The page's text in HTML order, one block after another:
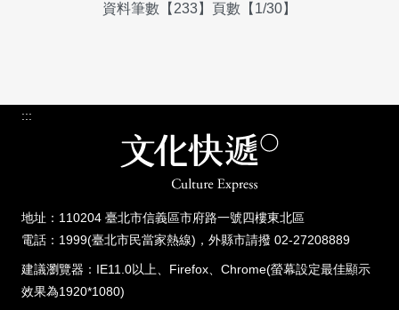
資料筆數【233】頁數【1/30】
:::
地址：110204 臺北市信義區市府路一號四樓東北區
電話：1999(臺北市民當家熱線)，外縣市請撥 02-27208889
建議瀏覽器：IE11.0以上、Firefox、Chrome(螢幕設定最佳顯示
效果為1920*1080)